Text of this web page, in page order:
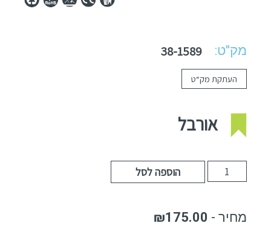
מק"ט: 38-1589
העתקת מק“ט
אורבל
הוספה לסל
₪175.00